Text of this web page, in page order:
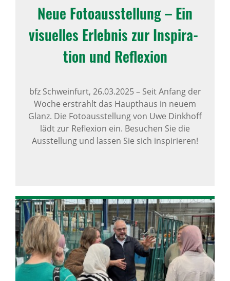
Neue Foto­aus­stel­lung – Ein
visu­elles Erlebnis zur Inspi­ra­
tion und Refle­xion
bfz Schweinfurt, 26.03.2025–Seit Anfang der
Woche erstrahlt das Haupthaus in neuem
Glanz. Die Fotoausstellung von Uwe Dinkhoff
lädt zur Reflexion ein. Besuchen Sie die
Ausstellung und lassen Sie sich inspirieren!